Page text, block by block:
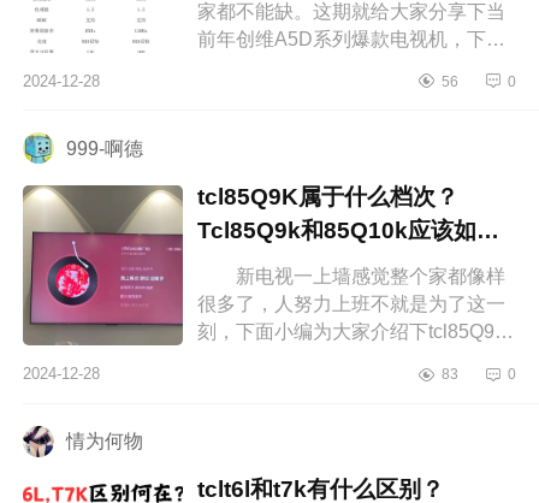
家都不能缺。这期就给大家分享下当
前年创维A5D系列爆款电视机，下面
么区别？创维a4d和a5d哪个好 创
2024-12-28 56 0
999-啊德
tcl85Q9K属于什么档次？
Tcl85Q9k和85Q10k应该如何
新电视一上墙感觉整个家都像样
很多了，人努力上班不就是为了这一
刻，下面小编为大家介绍下tcl85Q9K
应该如何选 tcl85Q9K属于什么档
2024-12-28 83 0
情为何物
tclt6l和t7k有什么区别？